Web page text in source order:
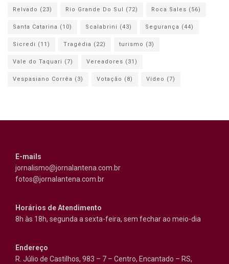
Relvado (23) Rio Grande Do Sul (72) Roca Sales (56)
Santa Catarina (10) Scalabrini (43) Segurança (44)
Sicredi (11) Tragédia (22) turismo (3)
Vale do Taquari (7) Vereadores (31)
Vespasiano Corrêa (3) Votação (8) Vídeo (7)
E-mails
jornalismo@jornalantena.com.br
fotos@jornalantena.com.br
Horários de Atendimento
8h às 18h, segunda a sexta-feira, sem fechar ao meio-dia
Endereço
R. Júlio de Castilhos, 983 – 7 – Centro, Encantado – RS,